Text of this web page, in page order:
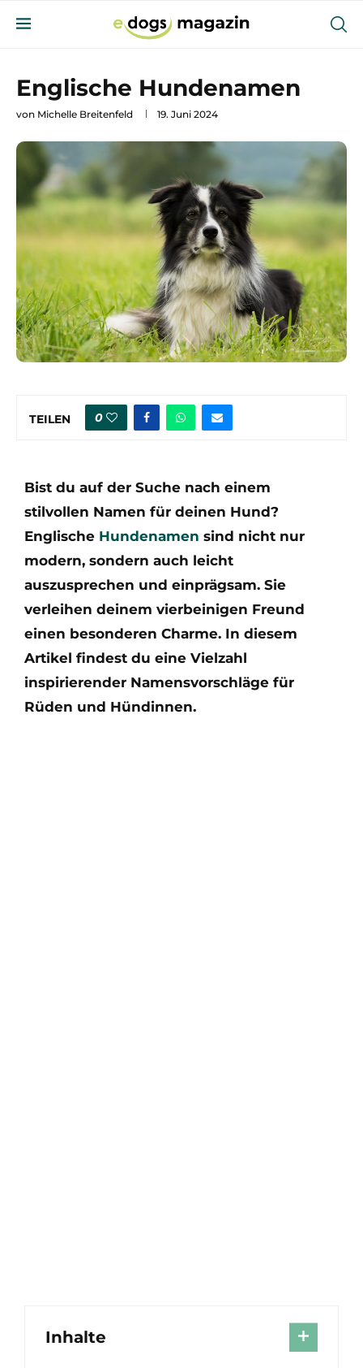
Englische Hundenamen
von Michelle Breitenfeld 19. Juni 2024
TEILEN 0
Bist du auf der Suche nach einem
stilvollen Namen für deinen Hund?
Englische Hundenamen sind nicht nur
modern, sondern auch leicht
auszusprechen und einprägsam. Sie
verleihen deinem vierbeinigen Freund
einen besonderen Charme. In diesem
Artikel findest du eine Vielzahl
inspirierender Namensvorschläge für
Rüden und Hündinnen.
Inhalte